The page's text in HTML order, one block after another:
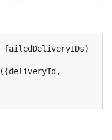
failedDeliveryIDs)
({deliveryId,